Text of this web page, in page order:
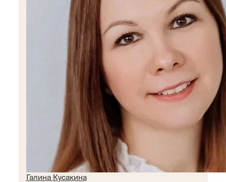
Галина Кусакина